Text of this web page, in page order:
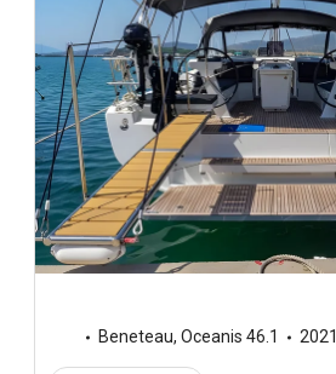
Beneteau, Oceanis 46.1 2021